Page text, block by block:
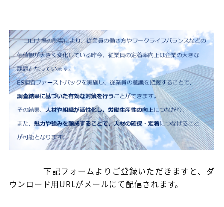
下記フォームよりご登録いただきますと、ダ
ウンロード用URLがメールにて配信されます。